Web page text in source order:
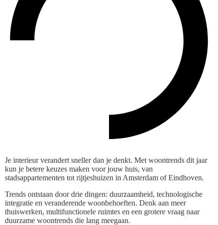
Je interieur verandert sneller dan je denkt. Met woontrends dit jaar
kun je betere keuzes maken voor jouw huis, van
stadsappartementen tot rijtjeshuizen in Amsterdam of Eindhoven.
Trends ontstaan door drie dingen: duurzaamheid, technologische
integratie en veranderende woonbehoeften. Denk aan meer
thuiswerken, multifunctionele ruimtes en een grotere vraag naar
duurzame woontrends die lang meegaan.